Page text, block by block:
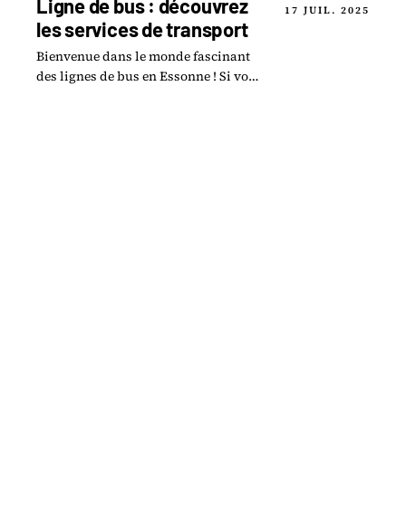
Ligne de bus : découvrez
les services de transport
Bienvenue dans le monde fascinant
des lignes de bus en Essonne ! Si vous
17 JUIL. 2025